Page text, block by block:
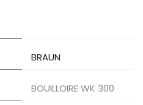
BRAUN
BOUILLOIRE WK 300